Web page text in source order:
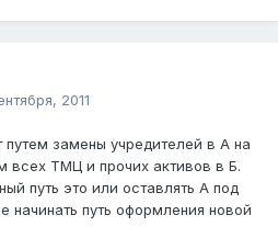
2011
замены учредителей в А на
всех ТМЦ и прочих активов в Б.
путь это или оставлять А под
путь оформления новой